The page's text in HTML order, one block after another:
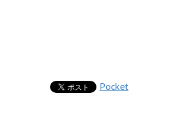
Pocket